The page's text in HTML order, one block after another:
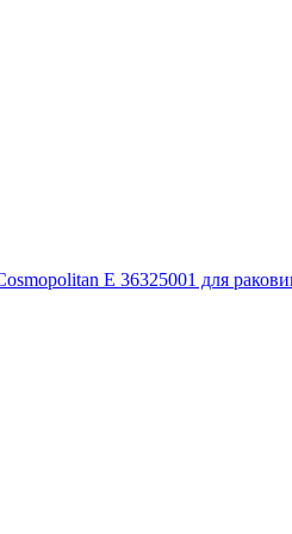
E 36325001 для